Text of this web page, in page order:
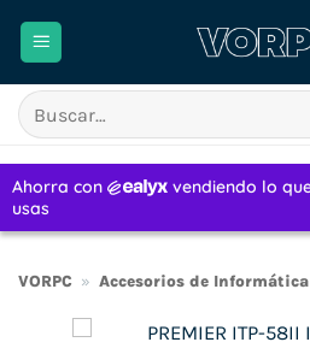
Buscar
por:
VORPC » Accesorios de Informática